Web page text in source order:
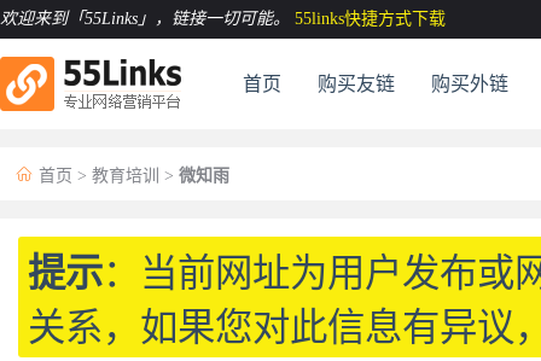
欢迎来到「55Links」 ，链接一切可能。 55links快捷方式下载
首页 购买友链 购买外链
 首页 > 教育培训 > 微知雨
提示：当前网址为用户发布或
关系，如果您对此信息有异议